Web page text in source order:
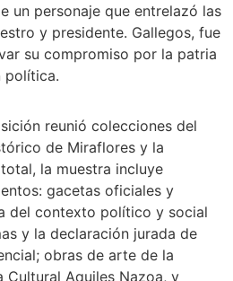
un personaje que entrelazó las
y presidente. Gallegos, fue
su compromiso por la patria
política.
reunió colecciones del
de Miraflores y la
la muestra incluye
gacetas oficiales y
del contexto político y social
y la declaración jurada de
obras de arte de la
Cultural Aquiles Nazoa, y